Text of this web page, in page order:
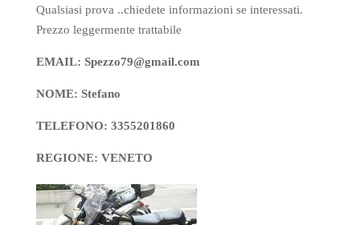
Qualsiasi prova ..chiedete informazioni se interessati.
Prezzo leggermente trattabile
EMAIL: Spezzo79@gmail.com
NOME: Stefano
TELEFONO: 3355201860
REGIONE: VENETO